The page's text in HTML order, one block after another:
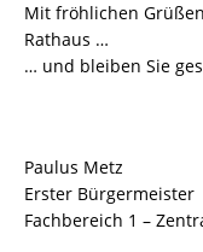
Mit fröhlichen
Rathaus …
… und bleiben Sie
Paulus Metz
Erster Bürgermeister
Fachbereich 1 –